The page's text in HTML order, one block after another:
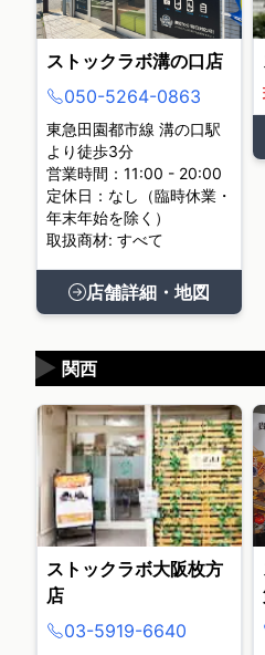
ストックラボ溝の口店
050-5264-0863
東急田園都市線 溝の口駅
より徒歩3分
営業時間：11:00 - 20:00
定休日：なし（臨時休業・
年末年始を除く）
取扱商材: すべて
店舗詳細・地図
関西
▶
ストックラボ大阪枚方
店
03-5919-6640